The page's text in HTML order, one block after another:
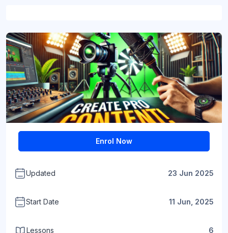
Blocks
Enrol Now
Updated 23 Jun 2025
Start Date 11 Jun, 2025
Lessons 6